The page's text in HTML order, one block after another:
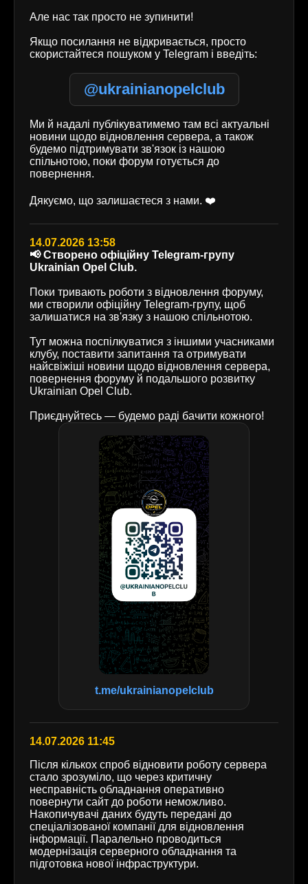
Але нас так просто не зупинити!
Якщо посилання не відкривається, просто
скористайтеся пошуком у Telegram і введіть:
@ukrainianopelclub
Ми й надалі публікуватимемо там всі актуальні
новини щодо відновлення сервера, а також
будемо підтримувати зв'язок із нашою
спільнотою, поки форум готується до
повернення.
Дякуємо, що залишаєтеся з нами. ❤️
14.07.2026 13:58
📢 Створено офіційну Telegram-групу
Ukrainian Opel Club.
Поки тривають роботи з відновлення форуму,
ми створили офіційну Telegram-групу, щоб
залишатися на зв'язку з нашою спільнотою.
Тут можна поспілкуватися з іншими учасниками
клубу, поставити запитання та отримувати
найсвіжіші новини щодо відновлення сервера,
повернення форуму й подальшого розвитку
Ukrainian Opel Club.
Приєднуйтесь — будемо раді бачити кожного!
t.me/ukrainianopelclub
14.07.2026 11:45
Після кількох спроб відновити роботу сервера
стало зрозуміло, що через критичну
несправність обладнання оперативно
повернути сайт до роботи неможливо.
Накопичувачі даних будуть передані до
спеціалізованої компанії для відновлення
інформації. Паралельно проводиться
модернізація серверного обладнання та
підготовка нової інфраструктури.